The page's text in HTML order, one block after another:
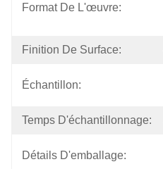
Format De L'œuvre:
Finition De Surface:
Échantillon:
Temps D'échantillonnage:
Détails D'emballage: